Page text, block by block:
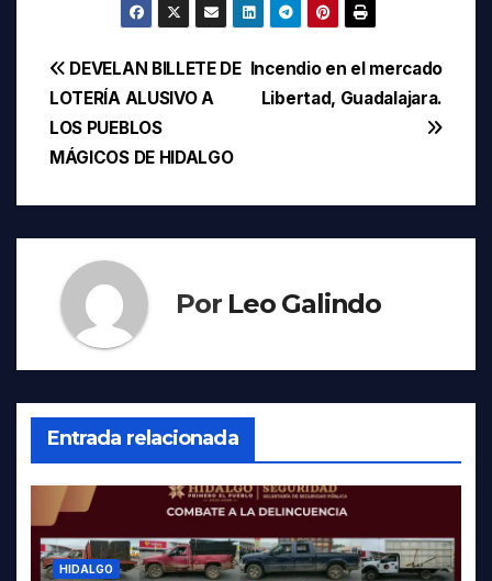
Navegación
de
entradas
Incendio en el mercado
Libertad, Guadalajara.
DEVELAN BILLETE DE
LOTERÍA ALUSIVO A
LOS PUEBLOS
MÁGICOS DE HIDALGO
Por Leo Galindo
Entrada relacionada
HIDALGO